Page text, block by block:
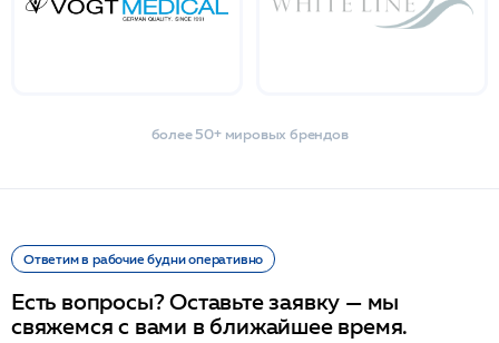
более 50+ мировых брендов
Ответим в рабочие будни оперативно
Есть вопросы? Оставьте заявку — мы
свяжемся с вами в ближайшее время.